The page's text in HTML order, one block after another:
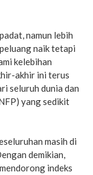
namun lebih
naik tetapi
kelebihan
akhir ini terus
seluruh dunia dan
yang sedikit
masih di
demikian,
indeks